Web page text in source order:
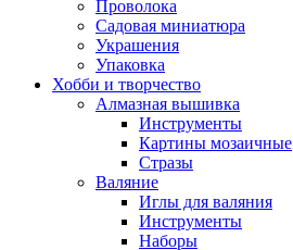
Проволока
Садовая миниатюра
Украшения
Упаковка
Хобби и творчество
Алмазная вышивка
Инструменты
Картины мозаичные
Стразы
Валяние
Иглы для валяния
Инструменты
Наборы